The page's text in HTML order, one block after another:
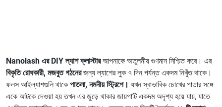
Nanolash এর DIY ল্যাশ ক্লাস্টারআপনাকে অতুলনীয় গুণমান নিশ্চিত করে। এর
বিকৃতি রোধকারী, মজবুত গঠনেরজন্য ল্যাশের লুক ৭ দিন পর্যন্ত একদম নিখুঁত থাকে।
ফলস আইল্যাশগুলি থাকে পাতলা, নমনীয় স্ট্রিপে। যখন স্বাভাবিক চোখের পাতার সঙ্গে
একে আটকে দেওয়া হয় তখন এর জুড়ে থাকার জায়গাটি একদম অদৃশ্য হয়ে যায়, যাতে